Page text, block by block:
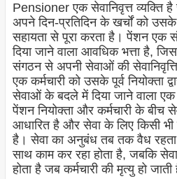
Pensioner एक सेवानिवृत्त व्यक्ति
अपने दिन-प्रतिदिन के खर्चों को उसके
सहायता से पूरा करता है। पेंशन एक
दिया जाने वाला आवधिक भत्ता है,
संगठन से अपनी सेवाओं की
एक कर्मचारी को उसके पूर्व नियोक्ता
सेवाओं के बदले में दिया जाने वाला
पेंशन नियोक्ता और कर्मचारी के बीच
आधारित है और सेवा के लिए किसी
है। सेवा का अनुबंध तब तक वैध रहता
साथ काम कर रहा होता है, जबकि
होता है जब कर्मचारी की मृत्यु हो जाती